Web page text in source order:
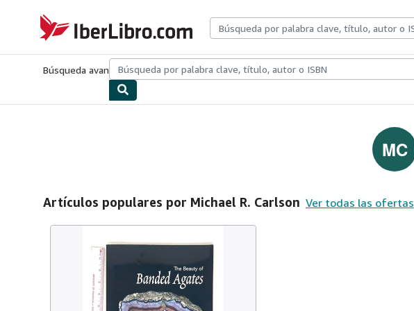
IberLibro.com
Búsqueda avanzadaColecciones Libros antiguosArte y coleccionismo
MC
Artículos populares por Michael R. Carlson Ver todas las ofertas